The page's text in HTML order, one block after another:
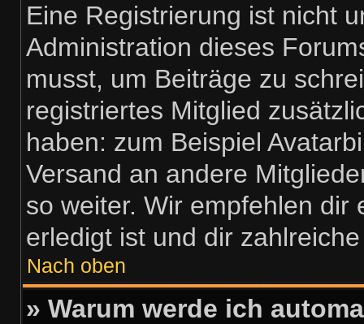
Eine Registrierung ist nicht
Administration dieses
musst, um Beiträge zu
registriertes Mitglied
haben: zum Beispiel
Versand an andere
so weiter. Wir empfehlen dir
erledigt ist und dir
Nach oben
» Warum werde ich